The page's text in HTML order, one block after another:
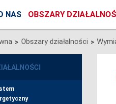
NAS OBSZARY
> Obszary działalności >